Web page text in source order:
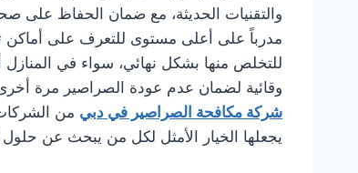
والتقنيات الحديثة، مع ضمان الحفاظ على
مدرباً على أعلى مستوى للتعرف على أماكن
للتخلص منها بشكل نهائي، سواء في المنازل
وقائية لضمان عدم عودة الصراصير مرة
شركة مكافحة الصراصير في دبي من الشركات
يجعلها الخيار الأمثل لكل من يبحث عن